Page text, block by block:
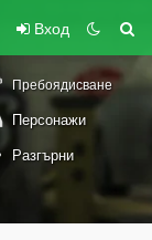
Вход
Пребоядисване
Персонажи
Разгърни